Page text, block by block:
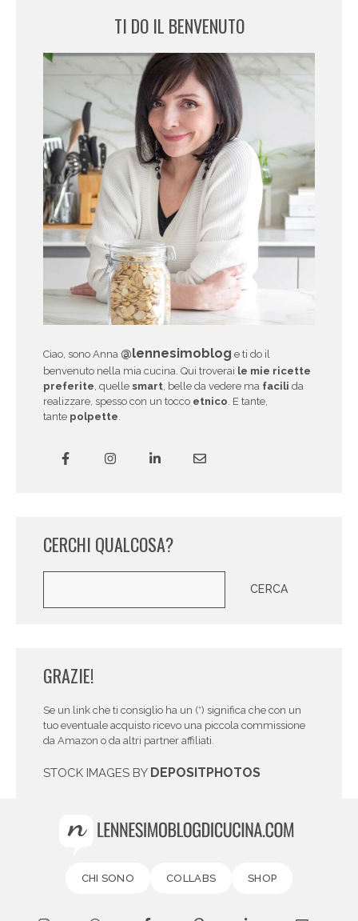
TI DO IL BENVENUTO
Ciao, sono Anna @lennesimoblog e ti do il
benvenuto nella mia cucina. Qui troverai le mie ricette
preferite, quelle smart, belle da vedere ma facili da
realizzare, spesso con un tocco etnico. E tante,
tante polpette.
CERCHI QUALCOSA?
CERCA
GRAZIE!
Se un link che ti consiglio ha un (*) significa che con un
tuo eventuale acquisto ricevo una piccola commissione
da Amazon o da altri partner affiliati.
STOCK IMAGES BY DEPOSITPHOTOS
CHI SONO COLLABS SHOP